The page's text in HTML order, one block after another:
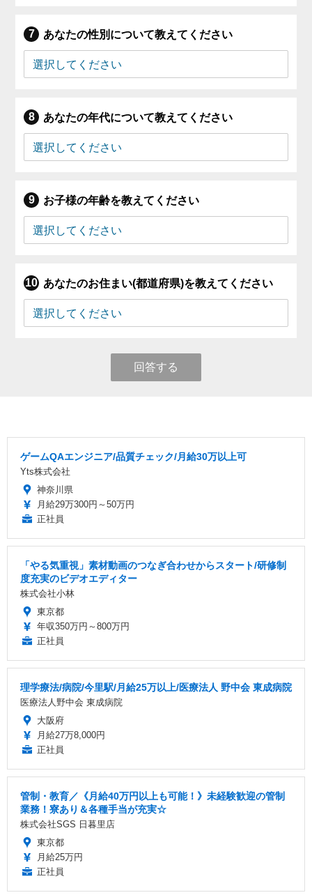
あなたの性別について教えてください
あなたの年代について教えてください
お子様の年齢を教えてください
あなたのお住まい(都道府県)を教えてください
回答する
ゲームQAエンジニア/品質チェック/月給30万以上可
Yts株式会社
神奈川県
月給29万300円～50万円
正社員
「やる気重視」素材動画のつなぎ合わせからスタート/研修制
度充実のビデオエディター
株式会社小林
東京都
年収350万円～800万円
正社員
理学療法/病院/今里駅/月給25万以上/医療法人 野中会 東成病院
医療法人野中会 東成病院
大阪府
月給27万8,000円
正社員
管制・教育／《月給40万円以上も可能！》未経験歓迎の管制
業務！寮あり＆各種手当が充実☆
株式会社SGS 日暮里店
東京都
月給25万円
正社員